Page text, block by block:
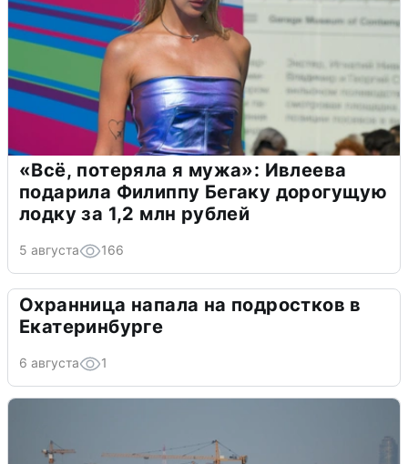
«Всё, потеряла я мужа»: Ивлеева
подарила Филиппу Бегаку дорогущую
лодку за 1,2 млн рублей
5 августа 166
Охранница напала на подростков в
Екатеринбурге
6 августа 1